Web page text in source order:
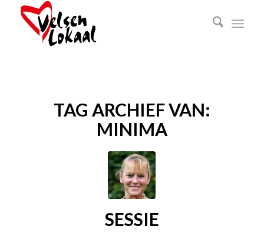
TAG ARCHIEF VAN:
MINIMA
SESSIE